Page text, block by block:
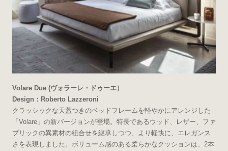
Volare Due (ヴォラーレ・ドゥーエ）
Design：Roberto Lazzeroni
クラッシックな天蓋つきのベッドフレームを軽やかにアレンジした
「Volare」の新バージョンが登場。特長であるウッド、レザー、ファ
ブリックの異素材の組合せを継承しつつ、より軽快に、エレガンス
さを表現しました。ボリューム感のある柔らかなクッションは、2本